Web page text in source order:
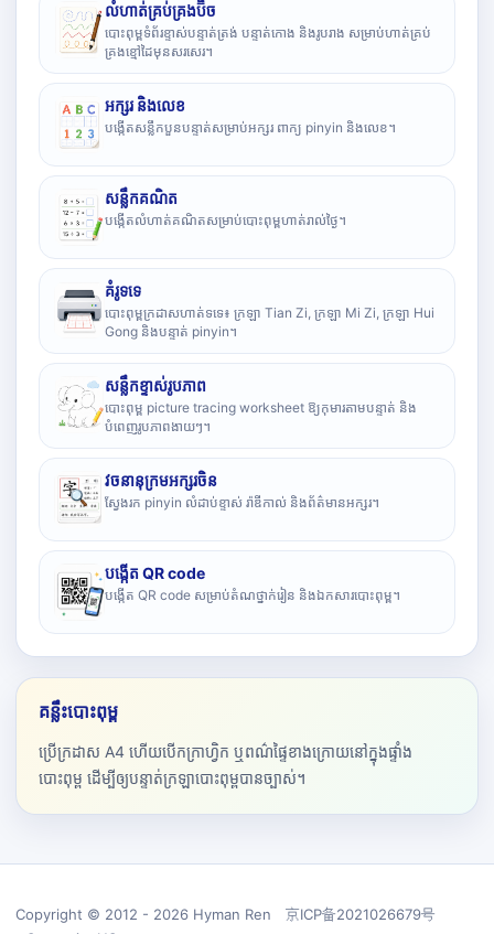
លំហាត់គ្រប់គ្រងប៊ិច
បោះពុម្ពទំព័រខ្ទាស់បន្ទាត់ត្រង់ បន្ទាត់កោង និងរូបរាង សម្រាប់ហាត់គ្រប់
គ្រងខ្មៅដៃមុនសរសេរ។
អក្សរ និងលេខ
បង្កើតសន្លឹកបួនបន្ទាត់សម្រាប់អក្សរ ពាក្យ pinyin និងលេខ។
សន្លឹកគណិត
បង្កើតលំហាត់គណិតសម្រាប់បោះពុម្ពហាត់រាល់ថ្ងៃ។
គំរូទទេ
បោះពុម្ពក្រដាសហាត់ទទេ៖ ក្រឡា Tian Zi, ក្រឡា Mi Zi, ក្រឡា Hui
Gong និងបន្ទាត់ pinyin។
សន្លឹកខ្ទាស់រូបភាព
បោះពុម្ព picture tracing worksheet ឱ្យកុមារតាមបន្ទាត់ និង
បំពេញរូបភាពងាយៗ។
វចនានុក្រមអក្សរចិន
ស្វែងរក pinyin លំដាប់ខ្ទាស់ រ៉ាឌីកាល់ និងព័ត៌មានអក្សរ។
បង្កើត QR code
បង្កើត QR code សម្រាប់តំណថ្នាក់រៀន និងឯកសារបោះពុម្ព។
គន្លឹះបោះពុម្ព
ប្រើក្រដាស A4 ហើយបើកក្រាហ្វិក ឬពណ៌ផ្ទៃខាងក្រោយនៅក្នុងផ្ទាំង
បោះពុម្ព ដើម្បីឲ្យបន្ទាត់ក្រឡាបោះពុម្ពបានច្បាស់។
Copyright © 2012 - 2026 Hyman Ren 京ICP备2021026679号